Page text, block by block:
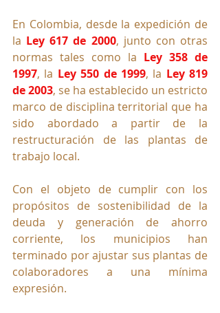
En Colombia, desde la expedición de
la Ley 617 de 2000, junto con otras
normas tales como la Ley 358 de
1997, la Ley 550 de 1999, la Ley 819
de 2003, se ha establecido un estricto
marco de disciplina territorial que ha
sido abordado a partir de la
restructuración de las plantas de
trabajo local.
Con el objeto de cumplir con los
propósitos de sostenibilidad de la
deuda y generación de ahorro
corriente, los municipios han
terminado por ajustar sus plantas de
colaboradores a una mínima
expresión.